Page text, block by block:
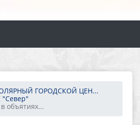
ГОРОДСКОЙ ЦЕН...
"Север"
объятиях...